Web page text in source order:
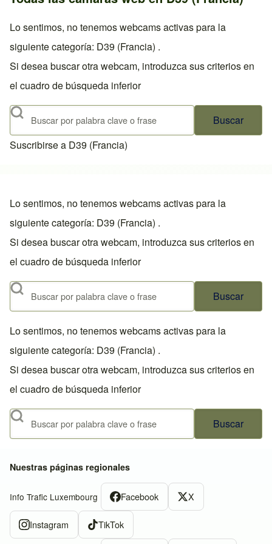
Lo sentimos, no tenemos webcams activas para la
siguiente categoría: D39 (Francia) .
Si desea buscar otra webcam, introduzca sus criterios en
el cuadro de búsqueda inferior
Buscar
Suscribirse a D39 (Francia)
Lo sentimos, no tenemos webcams activas para la
siguiente categoría: D39 (Francia) .
Si desea buscar otra webcam, introduzca sus criterios en
el cuadro de búsqueda inferior
Buscar
Lo sentimos, no tenemos webcams activas para la
siguiente categoría: D39 (Francia) .
Si desea buscar otra webcam, introduzca sus criterios en
el cuadro de búsqueda inferior
Buscar
Nuestras páginas regionales
Info Trafic Luxembourg Facebook X
Instagram TikTok